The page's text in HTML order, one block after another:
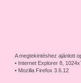
A megtekintéshez ajánlott
• Internet Explorer 8,
• Mozilla Firefox 3.6.12